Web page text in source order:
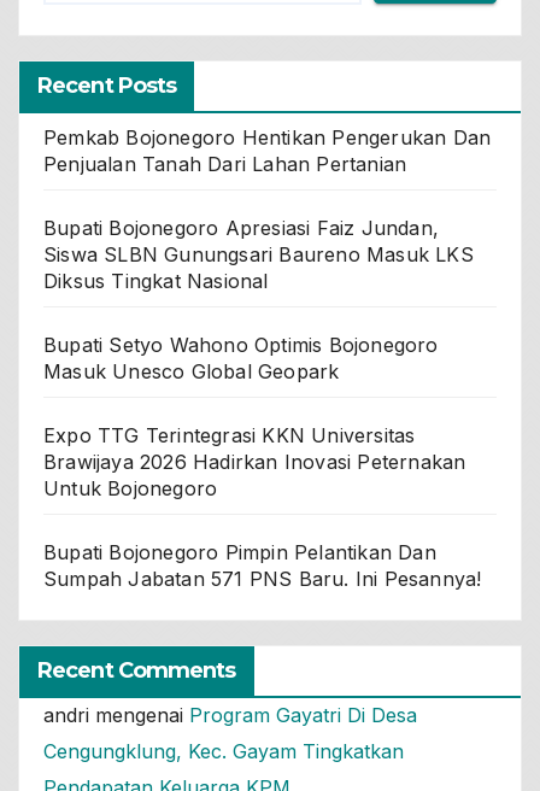
Recent Posts
Pemkab Bojonegoro Hentikan Pengerukan Dan
Penjualan Tanah Dari Lahan Pertanian
Bupati Bojonegoro Apresiasi Faiz Jundan,
Siswa SLBN Gunungsari Baureno Masuk LKS
Diksus Tingkat Nasional
Bupati Setyo Wahono Optimis Bojonegoro
Masuk Unesco Global Geopark
Expo TTG Terintegrasi KKN Universitas
Brawijaya 2026 Hadirkan Inovasi Peternakan
Untuk Bojonegoro
Bupati Bojonegoro Pimpin Pelantikan Dan
Sumpah Jabatan 571 PNS Baru. Ini Pesannya!
Recent Comments
andri mengenai Program Gayatri Di Desa
Cengungklung, Kec. Gayam Tingkatkan